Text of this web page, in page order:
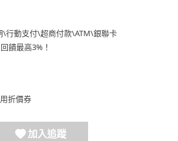
\行動支付\超商付款\ATM\銀聯卡
饋最高3%！
折價券
加入追蹤